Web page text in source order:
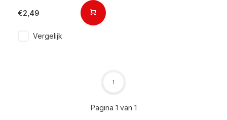
€2,49
Vergelijk
Pagina 1 van 1
1